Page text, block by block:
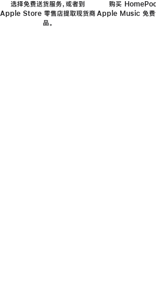
选择免费送货服务，或者到
Apple Store 零售店提取现货商
品。
购买
Apple Music 免费